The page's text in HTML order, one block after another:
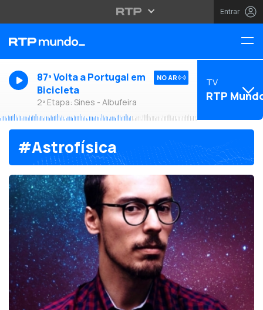
Entrar
87ª Volta a Portugal em
Bicicleta
2ª Etapa: Sines - Albufeira
NO AR TV
RTP
#Astrofísica